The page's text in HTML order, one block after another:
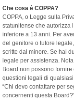
Che cosa è COPPA?
COPPA, o Legge sulla
statunitense che autorizza
inferiore a 13 anni. Per
del genitore o tutore
scritte dal minore. Se hai
legale per assistenza.
Board non possono
questioni legali di
“Chi devo contattare per
concernenti questa